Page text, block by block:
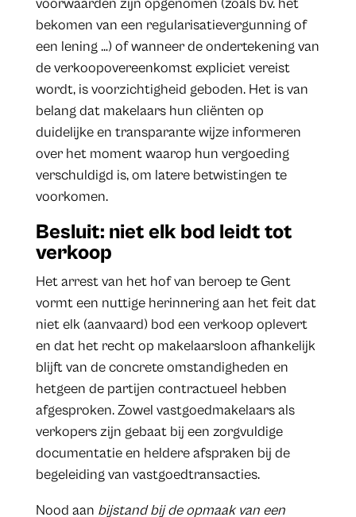
voorwaarden zijn opgenomen (zoals bv. het
bekomen van een regularisatievergunning of
een lening …) of wanneer de ondertekening van
de verkoopovereenkomst expliciet vereist
wordt, is voorzichtigheid geboden. Het is van
belang dat makelaars hun cliënten op
duidelijke en transparante wijze informeren
over het moment waarop hun vergoeding
verschuldigd is, om latere betwistingen te
voorkomen.
Besluit: niet elk bod leidt tot
verkoop
Het arrest van het hof van beroep te Gent
vormt een nuttige herinnering aan het feit dat
niet elk (aanvaard) bod een verkoop oplevert
en dat het recht op makelaarsloon afhankelijk
blijft van de concrete omstandigheden en
hetgeen de partijen contractueel hebben
afgesproken. Zowel vastgoedmakelaars als
verkopers zijn gebaat bij een zorgvuldige
documentatie en heldere afspraken bij de
begeleiding van vastgoedtransacties.
Nood aan bijstand bij de opmaak van een